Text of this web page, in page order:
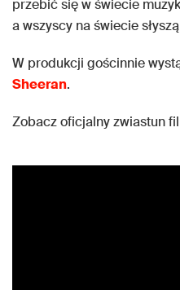
przebić się w świecie
a wszyscy na świecie
W produkcji gościnnie
Sheeran.
Zobacz oficjalny zwiastun